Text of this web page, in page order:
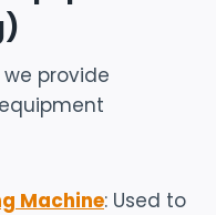
provide
Machine: Used to